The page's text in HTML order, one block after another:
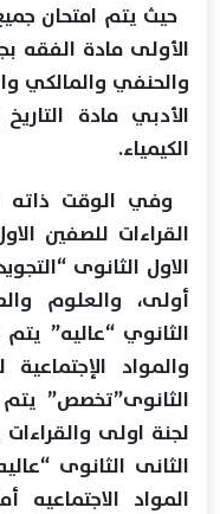
حيث يتم امتحان
الأولى مادة الفقه
والحنفي والمالكي
الأدبي مادة
الكيمياء.
وفي الوقت ذاته
القراءات للصفين
الاول الثانوى
أولى، والعلوم
الثانوي “عاليه”
والمواد
الثانوى”تخصص”
لجنة اولى
الثانى الثانوى
المواد